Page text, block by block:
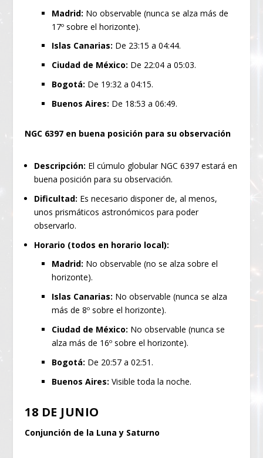
Madrid: No observable (nunca se alza más de
17º sobre el horizonte).
Islas Canarias: De 23:15 a 04:44.
Ciudad de México: De 22:04 a 05:03.
Bogotá: De 19:32 a 04:15.
Buenos Aires: De 18:53 a 06:49.
NGC 6397 en buena posición para su observación
Descripción: El cúmulo globular NGC 6397 estará en
buena posición para su observación.
Dificultad: Es necesario disponer de, al menos,
unos prismáticos astronómicos para poder
observarlo.
Horario (todos en horario local):
Madrid: No observable (no se alza sobre el
horizonte).
Islas Canarias: No observable (nunca se alza
más de 8º sobre el horizonte).
Ciudad de México: No observable (nunca se
alza más de 16º sobre el horizonte).
Bogotá: De 20:57 a 02:51.
Buenos Aires:Visible toda la noche.
18 DE JUNIO
Conjunción de la Luna y Saturno